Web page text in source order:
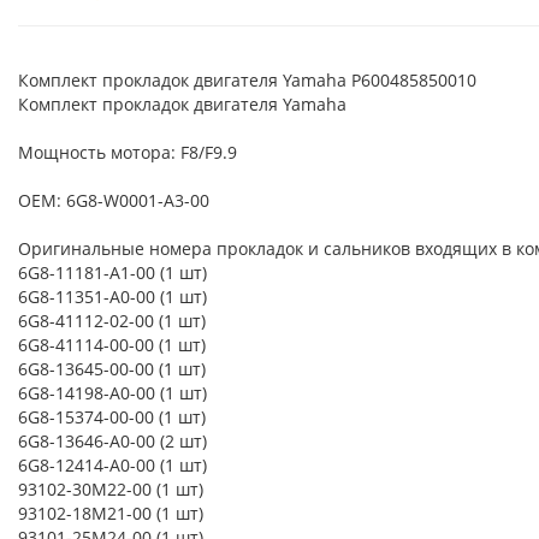
Комплект прокладок двигателя Yamaha P600485850010
Комплект прокладок двигателя Yamaha
Мощность мотора: F8/F9.9
OEM: 6G8-W0001-A3-00
Оригинальные номера прокладок и сальников входящих в
6G8-11181-A1-00 (1 шт)
6G8-11351-A0-00 (1 шт)
6G8-41112-02-00 (1 шт)
6G8-41114-00-00 (1 шт)
6G8-13645-00-00 (1 шт)
6G8-14198-A0-00 (1 шт)
6G8-15374-00-00 (1 шт)
6G8-13646-A0-00 (2 шт)
6G8-12414-A0-00 (1 шт)
93102-30M22-00 (1 шт)
93102-18M21-00 (1 шт)